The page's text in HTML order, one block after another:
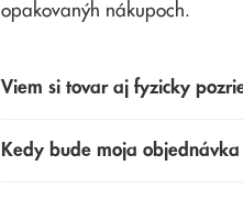
opakovanýh nákupoch.
Viem si tovar aj fyzicky
Kedy bude moja objednávka